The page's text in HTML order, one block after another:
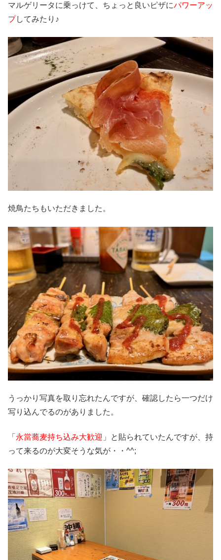
マルゲリータに乗っけて、ちょっと良いピザにパワーアッ
プしてみたり♪
焼鳥たちもいただきました。
うっかり写真を取り忘れたんですが、確認したら一つだけ
写り込んでるのがありました。
「 永當蕎麦持ち込み大歓迎 」と貼られていたんですが、持
って来るのが大変そうな気が・・^^;